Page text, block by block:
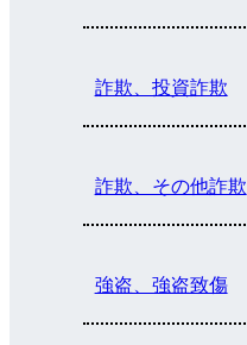
詐欺、投資詐欺
詐欺、その他詐欺
強盗、強盗致傷